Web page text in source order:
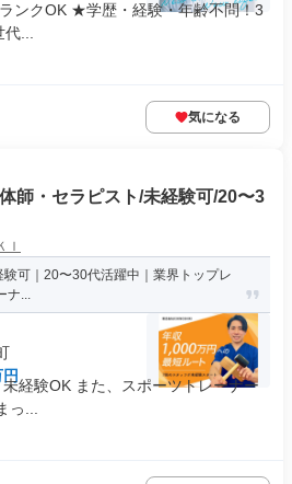
ンクOK ★学歴・経験・年齢不問！3
...
気になる
師・セラピスト/未経験可/20〜3
Ｉ
験可｜20〜30代活躍中｜業界トップレ
ナ...
経験OK また、スポーツトレーナー
...